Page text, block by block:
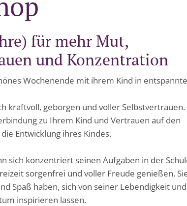
für mehr Mut,
und Konzentration
Wochenende mit ihrem Kind in
kraftvoll, geborgen und voller Selbstvertrauen.
zu Ihrem Kind und Vertrauen auf den
Entwicklung ihres Kindes.
sich konzentriert seinen Aufgaben in der
sorgenfrei und voller Freude genießen.
Spaß haben, sich von seiner Lebendigkeit und
inspirieren lassen.